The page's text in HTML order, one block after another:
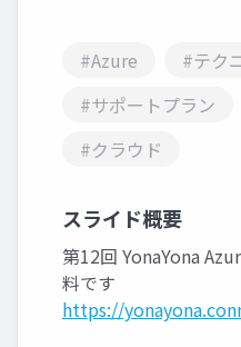
#Azure
#テク
#サポートプラン
#クラウド
スライド概要
第12回 YonaYona
料です
https://